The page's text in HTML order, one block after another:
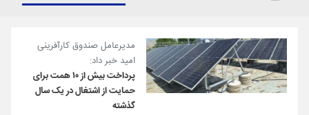
مدیرعامل صندوق کارآفرینی
امید خبر داد:
پرداخت بیش از ۱۰ همت برای
حمایت از اشتغال در یک سال
گذشته